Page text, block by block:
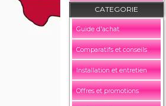
CATEGORIE
Guide d'achat
Comparatifs et conseils
Installation et entretien
Offres et promotions